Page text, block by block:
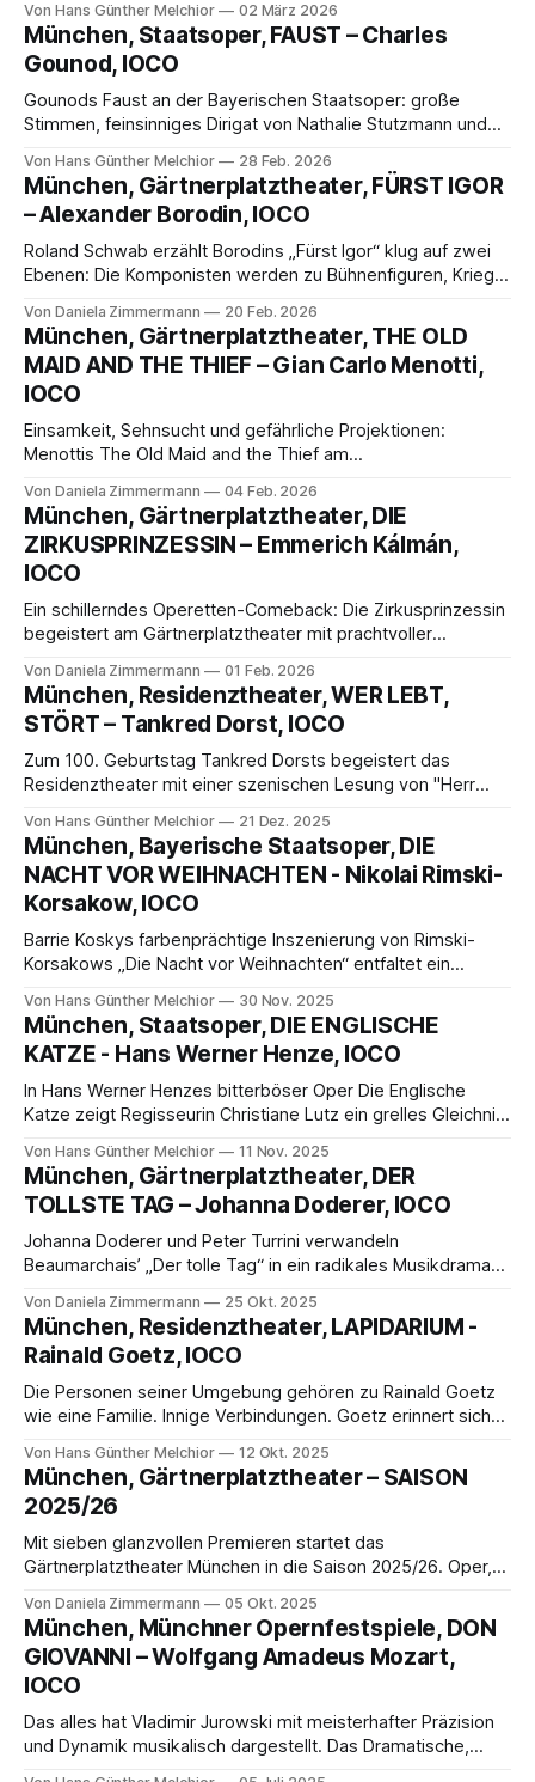
Hitlerputsch, die Weiße Rose und so weiter.
Von Hans Günther Melchior 02 März 2026
München, Staatsoper, FAUST – Charles
Gounod, IOCO
Gounods Faust an der Bayerischen Staatsoper: große
Stimmen, feinsinniges Dirigat von Nathalie Stutzmann und
Tetelman, Kyle Ketelsen und Olga Kulchynska begeistern –
ein musikalisch betörender, nachdenklich stimmender
Opernabend.
Von Hans Günther Melchior 28 Feb. 2026
München, Gärtnerplatztheater, FÜRST IGOR
– Alexander Borodin, IOCO
Roland Schwab erzählt Borodins „Fürst Igor“ klug auf zwei
Ebenen: Die Komponisten werden zu Bühnenfiguren, Krieg
Matija Meić und Oksana Sekerina – ein bewegender, kluger
Premierenabend am Gärtnerplatz.
Von Daniela Zimmermann 20 Feb. 2026
München, Gärtnerplatztheater, THE OLD
MAID AND THE THIEF – Gian Carlo Menotti,
IOCO
Einsamkeit, Sehnsucht und gefährliche Projektionen:
Menottis The Old Maid and the Thief am
menschliche Abgründe. Eine feinfühlige, musikalisch dichte
Inszenierung mit starkem Gesang und präzisem
Zusammenspiel.
Von Daniela Zimmermann 04 Feb. 2026
München, Gärtnerplatztheater, DIE
ZIRKUSPRINZESSIN – Emmerich Kálmán,
IOCO
Ein schillerndes Operetten-Comeback: Die Zirkusprinzessin
begeistert am Gärtnerplatztheater mit prachtvoller
Emmerich Kálmáns unverwüstlicher Musik – ein Abend voller
Charme, Humor und Herz.
Von Daniela Zimmermann 01 Feb. 2026
München, Residenztheater, WER LEBT,
STÖRT – Tankred Dorst, IOCO
Zum 100. Geburtstag Tankred Dorsts begeistert das
Residenztheater mit einer szenischen Lesung von "Herr
Kammerspiel über Widerstand, Kapitalmacht und einen
Rentner, den man einfach nicht loswird.
Von Hans Günther Melchior 21 Dez. 2025
München, Bayerische Staatsoper, DIE
NACHT VOR WEIHNACHTEN - Nikolai Rimski-
Korsakow, IOCO
Barrie Koskys farbenprächtige Inszenierung von Rimski-
Korsakows „Die Nacht vor Weihnachten“ entfaltet ein
und Teufelei – getragen von großartigen Solisten und
Jurowskis fulminantem Orchesterklang.
Von Hans Günther Melchior 30 Nov. 2025
München, Staatsoper, DIE ENGLISCHE
KATZE - Hans Werner Henze, IOCO
In Hans Werner Henzes bitterböser Oper Die Englische
Katze zeigt Regisseurin Christiane Lutz ein grelles Gleichnis
beginnt, wird zum Menschenstück voller Gier, Liebe und
Verrat – musikalisch souverän geleitet von Katharina Wincor.
Von Hans Günther Melchior 11 Nov. 2025
München, Gärtnerplatztheater, DER
TOLLSTE TAG – Johanna Doderer, IOCO
Johanna Doderer und Peter Turrini verwandeln
Beaumarchais’ „Der tolle Tag“ in ein radikales Musikdrama
Köpplinger inszeniert am Gärtnerplatztheater ein politisch
brisantes Werk mit starkem Ensemble und aufwühlender
Musik.
Von Daniela Zimmermann 25 Okt. 2025
München, Residenztheater, LAPIDARIUM -
Rainald Goetz, IOCO
Die Personen seiner Umgebung gehören zu Rainald Goetz
wie eine Familie. Innige Verbindungen. Goetz erinnert sich
und an Dietl, an Dorn und Frisch, an Fassbinder und sogar
Rilke, an Achternbusch, Kroetz und den „Monaco“ …
Von Hans Günther Melchior 12 Okt. 2025
München, Gärtnerplatztheater – SAISON
2025/26
Mit sieben glanzvollen Premieren startet das
Gärtnerplatztheater München in die Saison 2025/26. Oper,
musikalische Vielfalt und große Bühnenmomente – von
Klassikern bis zu spannenden Neuentdeckungen.
Von Daniela Zimmermann 05 Okt. 2025
München, Münchner Opernfestspiele, DON
GIOVANNI – Wolfgang Amadeus Mozart,
IOCO
Das alles hat Vladimir Jurowski mit meisterhafter Präzision
und Dynamik musikalisch dargestellt. Das Dramatische,